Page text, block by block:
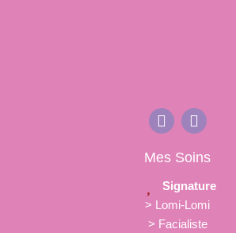
Mes Soins
Signature
> Lomi-Lomi
> Facialiste